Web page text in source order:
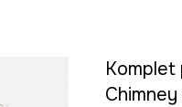
Komplet